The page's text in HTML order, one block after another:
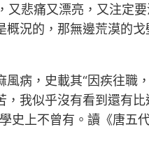
悲痛又漂亮，又注定
況的，那無邊荒漠的
病，史載其“因疾往
，我似乎沒有看到還有
史上不曾有。讀《唐五